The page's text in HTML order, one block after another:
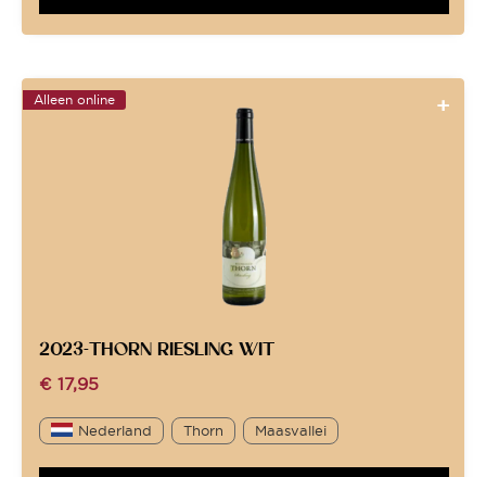
Alleen online
2023-THORN RIESLING WIT
€ 17,95
Nederland Thorn Maasvallei